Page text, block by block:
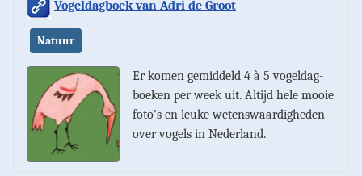
Vogeldagboek van Adri de Groot
Natuur
Er komen gemid­deld 4 à 5 vogeldag­
boeken per week uit. Altijd hele mooie
foto’s en leuke wetenswaar­digheden
over vogels in Nederland.